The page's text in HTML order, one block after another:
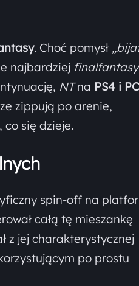
. Choć pomysł
najbardziej
NTna PS4 i
zippują po arenie,
się dzieje.
spin-off na
całą tę mieszankę
z jej charakterystycznej
po prostu